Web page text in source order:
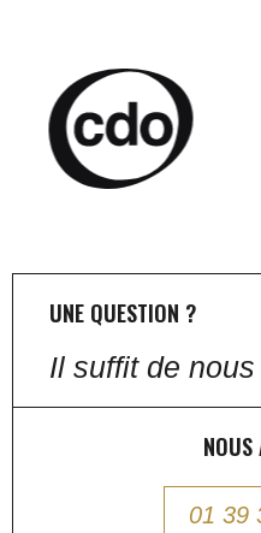
UNE QUESTION ?
Il suffit de
NOUS
01 39